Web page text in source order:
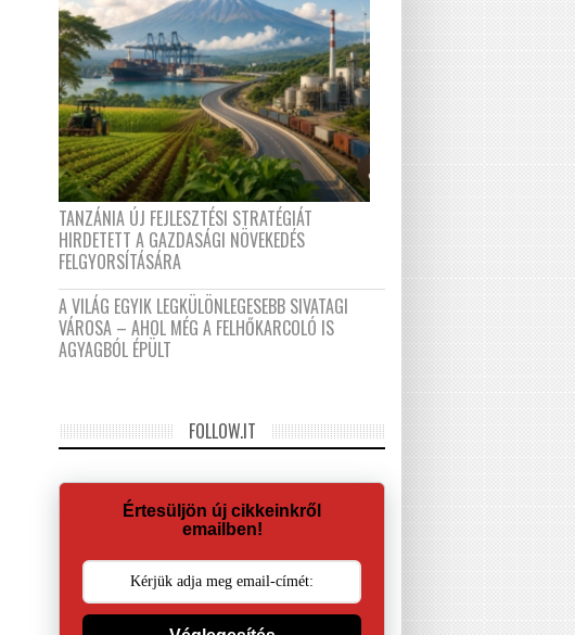
TANZÁNIA ÚJ FEJLESZTÉSI STRATÉGIÁT
HIRDETETT A GAZDASÁGI NÖVEKEDÉS
FELGYORSÍTÁSÁRA
A VILÁG EGYIK LEGKÜLÖNLEGESEBB SIVATAGI
VÁROSA – AHOL MÉG A FELHŐKARCOLÓ IS
AGYAGBÓL ÉPÜLT
FOLLOW.IT
Értesüljön új cikkeinkről
emailben!